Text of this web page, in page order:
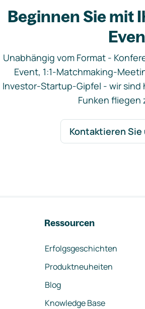
Beginnen Sie mit
Unabhängig vom Format -
Event, 1:1-Matchmaking-
Investor-Startup-Gipfel - wir sind
Funken fliegen
Kontaktieren Sie
Ressourcen
Erfolgsgeschichten
Produktneuheiten
Blog
Knowledge Base